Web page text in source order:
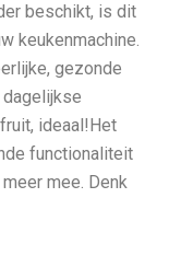
beschikt, is dit
keukenmachine.
gezonde
dagelijkse
ideaal!Het
functionaliteit
mee. Denk